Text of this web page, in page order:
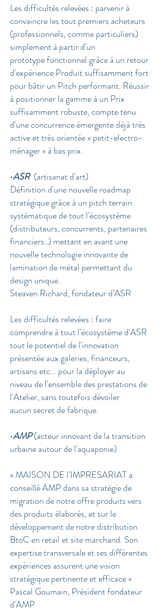
Les difficultés relevées : parvenir à
convaincre les tout premiers acheteurs
(professionnels, comme particuliers)
simplement à partir d'un
prototype fonctionnel grâce à un retour
d'expérience Produit suffisamment fort
pour bâtir un Pitch performant. Réussir
à positionner la gamme à un Prix
suffisamment robuste, compte tenu
d'une concurrence émergente déjà très
active et très orientée« petit-electro-
ménager » à bas prix.
•ASR(artisanat d'art)
Définition d'une nouvelle roadmap
stratégique grâce à un pitch terrain
systématique de toutl'écosystème
(distributeurs, concurrents, partenaires
financiers..) mettant en avant une
nouvelle technologie innovante de
lamination de métal permettant du
design unique.
Steaven Richard, fondateur d'ASR
Les difficultés relevées : faire
comprendre à tout l'écosystème d'ASR
tout le potentiel de l'innovation
présentée aux galeries, financeurs,
artisans etc... pour la déployer au
niveau de l'ensemble des prestations de
l'Atelier, sans toutefois dévoiler
aucun secret de fabrique.
•AMP(acteur innovant de la transition
urbaine autour de l'aquaponie)
« MAISON DE l'IMPRESARIAT a
conseillé AMP dans sa stratégie de
migration de notre offre produits vers
des produits élaborés, et sur le
développement de notre distribution
BtoC en retail et site marchand. Son
expertise transversale et ses différentes
expériences assurent une vision
stratégique pertinente et efficace »
Pascal Goumain, Président fondateur
d'AMP